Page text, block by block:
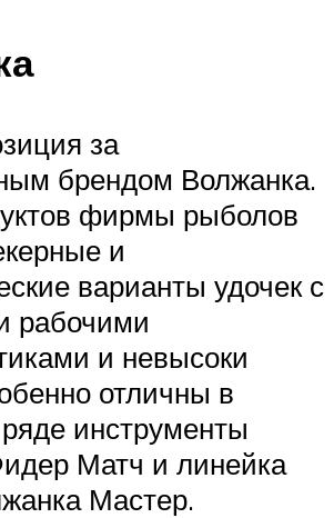
за
брендом Волжанка.
фирмы рыболов
и
варианты удочек с
рабочими
и невысоки
отличны в
инструменты
Матч и линейка
Мастер.